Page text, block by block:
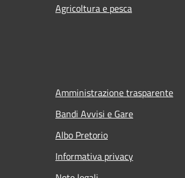
Agricoltura e pesca
Amministrazione trasparente
Bandi Avvisi e Gare
Albo Pretorio
Informativa privacy